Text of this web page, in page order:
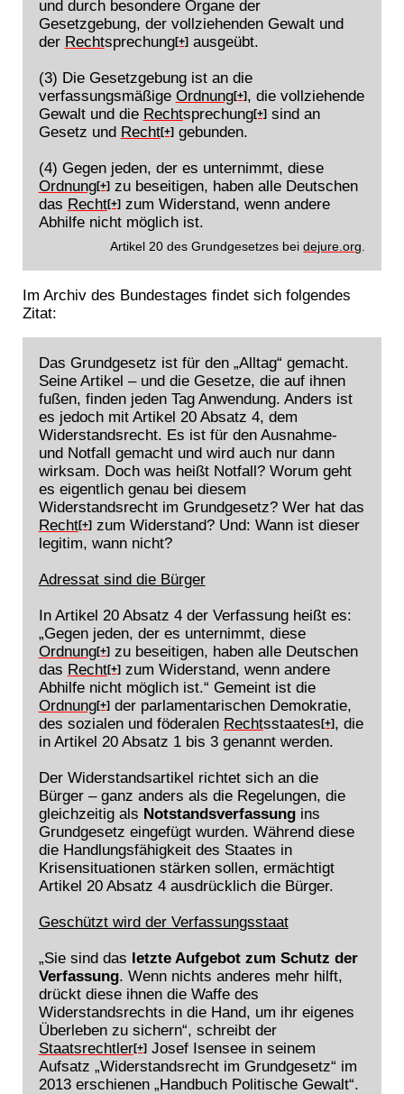
und durch besondere Organe der
Gesetzgebung, der vollziehenden Gewalt und
der Rechtsprechung[+]ausgeübt.
(3) Die Gesetzgebung ist an die
verfassungsmäßige Ordnung[+], die vollziehende
Gewalt und die Rechtsprechung[+]sind an
Gesetz und Recht[+]gebunden.
(4) Gegen jeden, der es unternimmt, diese
Ordnung[+]zu beseitigen, haben alle Deutschen
das Recht[+]zum Widerstand, wenn andere
Abhilfe nicht möglich ist.
Artikel 20 des Grundgesetzes beidejure.org
Im Archiv des Bundestages findet sich folgendes
Zitat:
Das Grundgesetz ist für den „Alltag“ gemacht.
Seine Artikel – und die Gesetze, die auf ihnen
fußen, finden jeden Tag Anwendung. Anders ist
es jedoch mit Artikel 20 Absatz 4, dem
Widerstandsrecht. Es ist für den Ausnahme-
und Notfall gemacht und wird auch nur dann
wirksam. Doch was heißt Notfall? Worum geht
es eigentlich genau bei diesem
Widerstandsrecht im Grundgesetz? Wer hat das
Recht[+]zum Widerstand? Und: Wann ist dieser
legitim, wann nicht?
Adressat sind die Bürger
In Artikel 20 Absatz 4 der Verfassung heißt es:
„Gegen jeden, der es unternimmt, diese
Ordnung[+]zu beseitigen, haben alle Deutschen
das Recht[+]zum Widerstand, wenn andere
Abhilfe nicht möglich ist.“ Gemeint ist die
Ordnung[+]der parlamentarischen Demokratie,
des sozialen und föderalen Rechtsstaates[+], die
in Artikel 20 Absatz 1 bis 3 genannt werden.
Der Widerstandsartikel richtet sich an die
Bürger – ganz anders als die Regelungen, die
gleichzeitig als Notstandsverfassungins
Grundgesetz eingefügt wurden. Während diese
die Handlungsfähigkeit des Staates in
Krisensituationen stärken sollen, ermächtigt
Artikel 20 Absatz 4 ausdrücklich die Bürger.
Geschützt wird der Verfassungsstaat
„Sie sind das letzte Aufgebot zum Schutz der
Verfassung. Wenn nichts anderes mehr hilft,
drückt diese ihnen die Waffe des
Widerstandsrechts in die Hand, um ihr eigenes
Überleben zu sichern“, schreibt der
Staatsrechtler[+]Josef Isensee in seinem
Aufsatz „Widerstandsrecht im Grundgesetz“ im
2013 erschienen „Handbuch Politische Gewalt“.